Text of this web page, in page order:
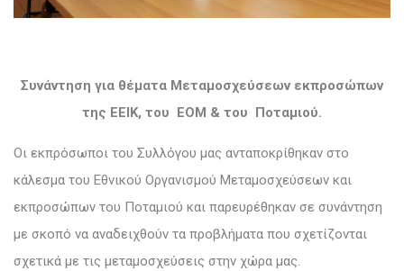
Συνάντηση για θέματα Μεταμοσχεύσεων εκπροσώπων
της ΕΕΙΚ, του ΕΟΜ & του Ποταμιού.
Οι εκπρόσωποι του Συλλόγου μας ανταποκρίθηκαν στο
κάλεσμα του Εθνικού Οργανισμού Μεταμοσχεύσεων και
εκπροσώπων του Ποταμιού και παρευρέθηκαν σε συνάντηση
με σκοπό να αναδειχθούν τα προβλήματα που σχετίζονται
σχετικά με τις μεταμοσχεύσεις στην χώρα μας.